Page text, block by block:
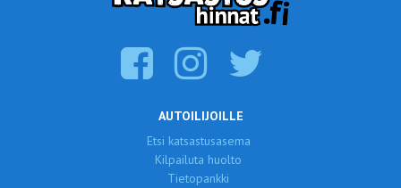
AUTOILIJOILLE
Etsi katsastusasema
Kilpailuta huolto
Tietopankki